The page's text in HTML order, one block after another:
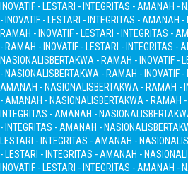
INOVATIF - LESTARI - INTEGRITAS - AMANAH -
- INOVATIF - LESTARI - INTEGRITAS - AMANAH -
RAMAH - INOVATIF - LESTARI - INTEGRITAS -
- RAMAH - INOVATIF - LESTARI - INTEGRITAS -
NASIONALISBERTAKWA - RAMAH - INOVATIF -
- NASIONALISBERTAKWA - RAMAH - INOVATIF
AMANAH - NASIONALISBERTAKWA - RAMAH -
- AMANAH - NASIONALISBERTAKWA - RAMAH
INTEGRITAS - AMANAH - NASIONALIS
- INTEGRITAS - AMANAH - NASIONALIS
LESTARI - INTEGRITAS - AMANAH - NASIONALIS
- LESTARI - INTEGRITAS - AMANAH -
INOVATIF - LESTARI - INTEGRITAS - AMANAH -